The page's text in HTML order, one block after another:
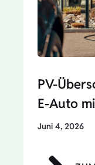
PV-
E-Auto
Juni 4, 2026